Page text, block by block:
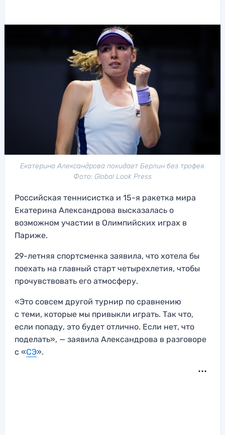
Екатерина Александрова покидает Берлин без трофея.
Фото: Global Look Press
Российская теннисистка и 15-я ракетка мира
Екатерина Александрова высказалась о
возможном участии в Олимпийских играх в
Париже.
29-летняя спортсменка заявила, что хотела бы
поехать на главный старт четырехлетия, чтобы
прочувствовать его атмосферу.
«Это совсем другой турнир по сравнению
с теми, которые мы привыкли играть. Так что,
если попаду, это будет отлично. Если нет, что
поделать», — заявила Александрова в разговоре
с «СЭ».